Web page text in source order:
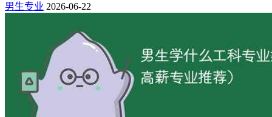
+电子+计算机+AI的交叉学科，是硬科技行业的底层支撑。
行业需求持续走高：机器人行业职位数同比增36.6%，新材料
行业增32.6%，汽车制造/设计工程师岗位增速32.8%，领跑研
发技术岗。职业发展路径清晰：本科起薪6000-7000元，可先
从传统制造业过渡；3-5年转型新能源汽车三电、航空航天零
部件、半导体设备等高端赛道，资深工程师年薪可达30-50万
男生专业 2026-06-22